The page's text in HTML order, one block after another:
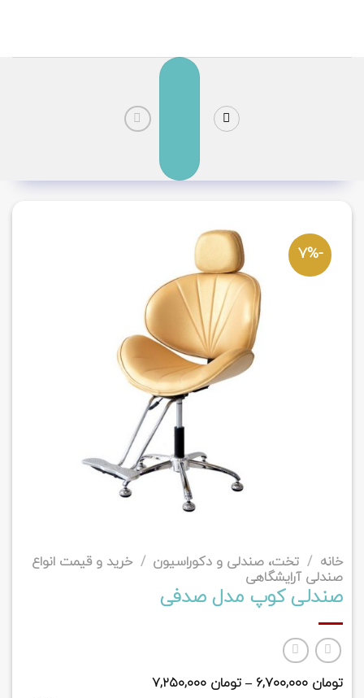
-7%
خانه / تخت، صندلی و دکوراسیون / خرید و قیمت انواع
صندلی آرایشگاهی
صندلی کوپ مدل صدفی
تومان –تومان